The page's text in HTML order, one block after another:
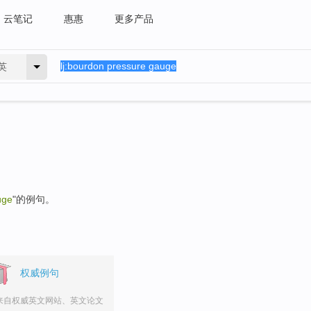
云笔记 惠惠 更多产品
"的例句。
权威例句
自权威英文网站、英文论文